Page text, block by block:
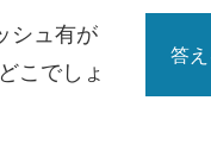
シュ有が
こでしょ
答